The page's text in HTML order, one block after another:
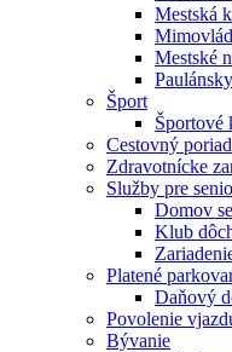
Mestská
Mestské
Šport
Športové
Cestovný
Zdravotnícke
Služby pre
Domov
Klub
Platené
Daňový
Povolenie
Bývanie